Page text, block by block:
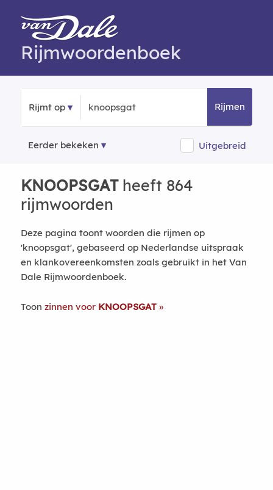
Rijmwoordenboek
Rijmt op Rijmen
Eerder bekeken Uitgebreid
KNOOPSGATheeft 864
rijmwoorden
Deze pagina toont woorden die rijmen op
'knoopsgat', gebaseerd op Nederlandse uitspraak
en klankovereenkomsten zoals gebruikt in het Van
Dale Rijmwoordenboek.
Toon zinnen voor KNOOPSGAT